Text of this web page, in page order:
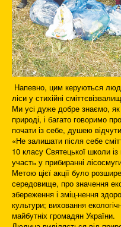
Напевно, цим керуються
ліси у стихійні
Ми усі дуже добре знаємо,
природі, і багато говоримо
почати із себе, душею
«Не залишати після себе
10 класу Святецької школи
участь у прибиранні
Метою цієї акції було
середовище, про значення
збереження і зміц-нення
культури; виховання
майбутніх громадян України.